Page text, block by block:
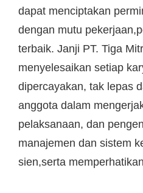
dapat menciptakan
dengan mutu
terbaik. Janji PT. Tiga
menyelesaikan setiap
dipercayakan, tak lepas
anggota dalam
pelaksanaan, dan
manajemen dan sistem
sien,serta